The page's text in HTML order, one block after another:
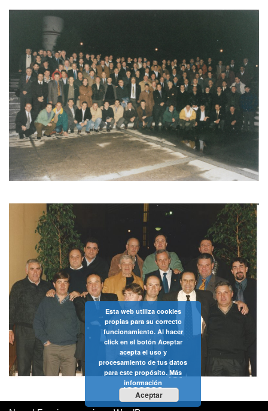
Esta web utiliza cookies
propias para su correcto
funcionamiento. Al hacer
click en el botón Aceptar
acepta el uso y
procesamiento de tus datos
para este propósito.Más
información
Aceptar